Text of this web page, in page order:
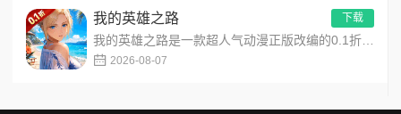
我的英雄之路
2026-08-07
下载